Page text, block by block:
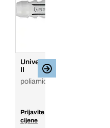
Univerzalna tipla BXfix
II
poliamid (najlon)
Prijavite se kako bi vidjeli
cijene